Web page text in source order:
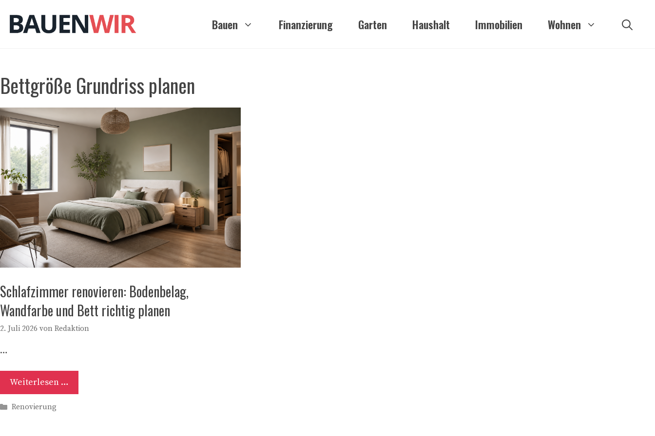
Inhalt
springen
Bauen Finanzierung Garten Haushalt Immobilien Wohnen
Bettgröße Grundriss planen
Schlafzimmer renovieren: Bodenbelag,
Wandfarbe und Bett richtig planen
2. Juli 2026 von Redaktion
…
Weiterlesen …
Kategorien
Renovierung